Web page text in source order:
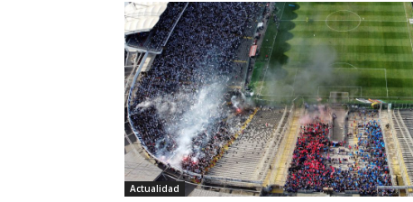
Actualidad